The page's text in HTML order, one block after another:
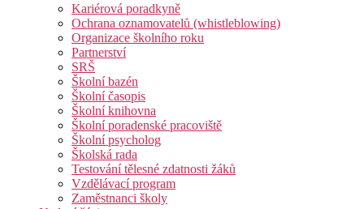
Kariérová poradkyně
Ochrana oznamovatelů (whistleblowing)
Organizace školního roku
Partnerství
SRŠ
Školní bazén
Školní časopis
Školní knihovna
Školní poradenské pracoviště
Školní psycholog
Školská rada
Testování tělesné zdatnosti žáků
Vzdělávací program
Zaměstnanci školy